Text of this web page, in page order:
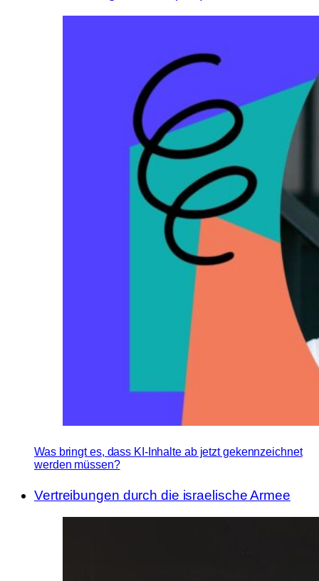
Was bringt es, dass KI-Inhalte ab jetzt gekennzeichnet
werden müssen?
Vertreibungen durch die israelische Armee